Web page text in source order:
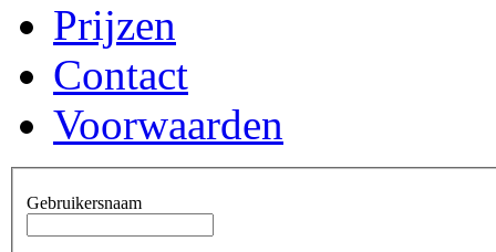
Prijzen
Contact
Voorwaarden
Gebruikersnaam